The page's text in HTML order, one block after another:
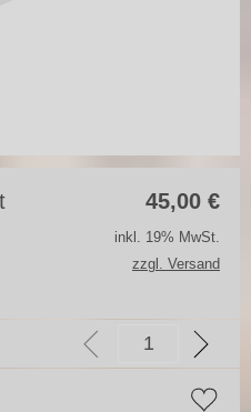
45,00 €
inkl. 19% MwSt.
zzgl. Versand